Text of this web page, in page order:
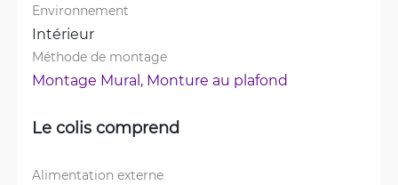
Environnement
Intérieur
Méthode de montage
Montage Mural, Monture au plafond
Le colis comprend
Alimentation externe